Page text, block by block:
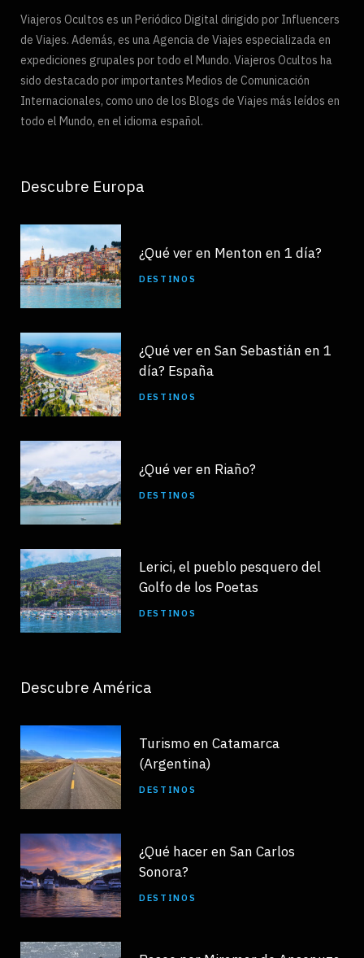
Viajeros Ocultos es un Periódico Digital dirigido por Influencers
de Viajes. Además, es una Agencia de Viajes especializada en
expediciones grupales por todo el Mundo. Viajeros Ocultos ha
sido destacado por importantes Medios de Comunicación
Internacionales, como uno de los Blogs de Viajes más leídos en
todo el Mundo, en el idioma español.
Descubre Europa
¿Qué ver en Menton en 1 día?
DESTINOS
¿Qué ver en San Sebastián en 1
día? España
DESTINOS
¿Qué ver en Riaño?
DESTINOS
Lerici, el pueblo pesquero del
Golfo de los Poetas
DESTINOS
Descubre América
Turismo en Catamarca
(Argentina)
DESTINOS
¿Qué hacer en San Carlos
Sonora?
DESTINOS